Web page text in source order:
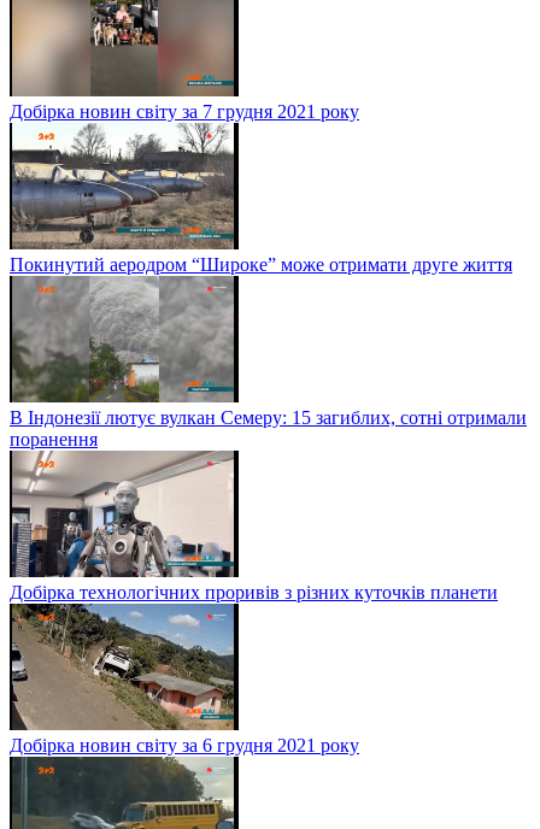
Добірка новин світу за 7 грудня 2021 року
Покинутий аеродром “Широке” може отримати друге життя
В Індонезії лютує вулкан Семеру: 15 загиблих, сотні отримали
поранення
Добірка технологічних проривів з різних куточків планети
Добірка новин світу за 6 грудня 2021 року